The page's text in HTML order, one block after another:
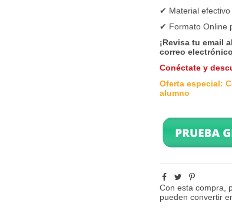
✔ Material
✔ Formato Online
¡Revisa tu email
correo electrónico
Conéctate y
Oferta especial:
alumno
Con esta compra,
pueden convertir